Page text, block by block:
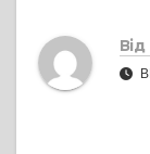
Від